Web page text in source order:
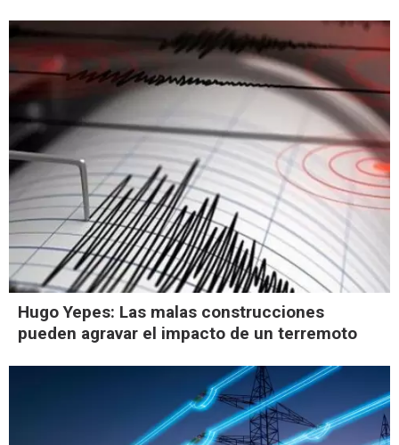
Hugo Yepes: Las malas construcciones
pueden agravar el impacto de un terremoto